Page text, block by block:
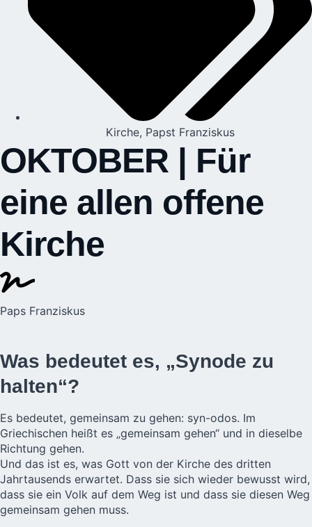
Kirche, Papst Franziskus
OKTOBER | Für
eine allen offene
Kirche
Paps Franziskus
Was bedeutet es, „Synode zu
halten“?
Es bedeutet, gemeinsam zu gehen: syn-odos. Im
Griechischen heißt es „gemeinsam gehen“ und in dieselbe
Richtung gehen.
Und das ist es, was Gott von der Kirche des dritten
Jahrtausends erwartet. Dass sie sich wieder bewusst wird,
dass sie ein Volk auf dem Weg ist und dass sie diesen Weg
gemeinsam gehen muss.